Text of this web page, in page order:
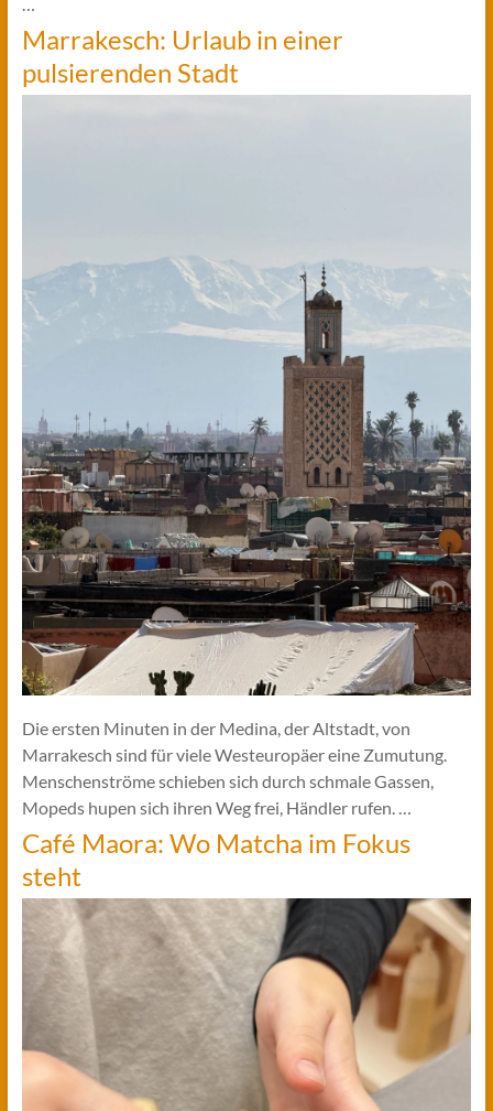
Marrakesch: Urlaub in einer
pulsierenden Stadt
Die ersten Minuten in der Medina, der Altstadt, von
Marrakesch sind für viele Westeuropäer eine Zumutung.
Menschenströme schieben sich durch schmale Gassen,
Mopeds hupen sich ihren Weg frei, Händler rufen. …
Café Maora: Wo Matcha im Fokus
steht